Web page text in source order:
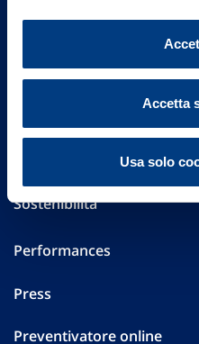
Accetta
Usa solo
Governance
Altre informazioni
Sostenibilità
Performances
Press
Preventivatore online